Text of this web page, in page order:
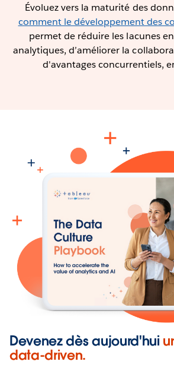
Évoluez vers la maturité des
comment le développement des
permet de réduire les lacunes
analytiques, d’améliorer la
d'avantages concurrentiels,
Devenez dès aujourd'hui
data-driven.